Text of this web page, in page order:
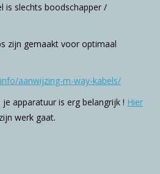
is slechts boodschapper /
zijn gemaakt voor optimaal
aanwijzing-m-way-kabels/
apparatuur is erg belangrijk ! Hier
werk gaat.